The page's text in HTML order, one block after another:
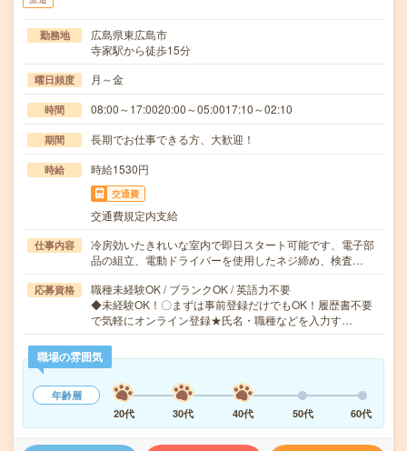
勤務地
広島県東広島市
寺家駅から徒歩15分
曜日頻度 月～金
時間 08:00～17:0020:00～05:0017:10～02:10
期間 長期でお仕事できる方、大歓迎！
時給 時給1530円
交通費
交通費規定内支給
仕事内容
冷房効いたきれいな室内で即日スタート可能です、電子部
品の組立、電動ドライバーを使用したネジ締め、検査…
応募資格
職種未経験OK / ブランクOK / 英語力不要
◆未経験OK！〇まずは事前登録だけでもOK！履歴書不要
で気軽にオンライン登録★氏名・職種などを入力す…
職場の雰囲気
年齢層
20代
30代 40代 50代 60代